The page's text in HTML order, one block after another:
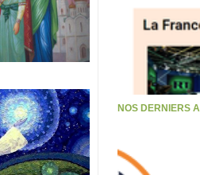
NOS DERNIERS